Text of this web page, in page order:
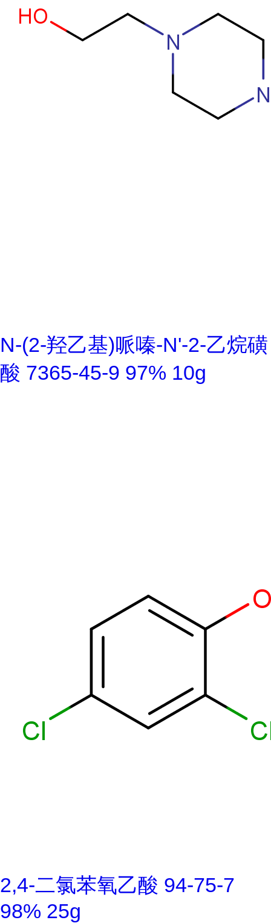
N-(2-羟乙基)哌嗪-N'-2-乙烷磺
酸 7365-45-9 97% 10g
2,4-二氯苯氧乙酸 94-75-7
98% 25g